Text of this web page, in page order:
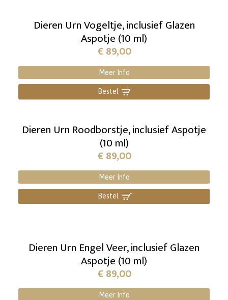
Dieren Urn Vogeltje, inclusief Glazen
Aspotje (10 ml)
€89,00
Meer Info
Bestel ]
Dieren Urn Roodborstje, inclusief Aspotje
(10 ml)
€89,00
Meer Info
Bestel ]
Dieren Urn Engel Veer, inclusief Glazen
Aspotje (10 ml)
€89,00
Meer Info